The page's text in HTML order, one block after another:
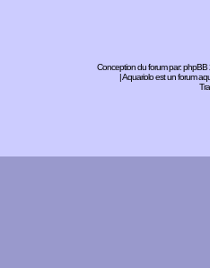
Conception du forum par:phpBB
| Aquariolo est un forum